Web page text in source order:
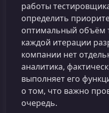
работы
определить
оптимальный объём
каждой итерации
компании нет
аналитика,
выполняет его
о том, что важно
очередь.